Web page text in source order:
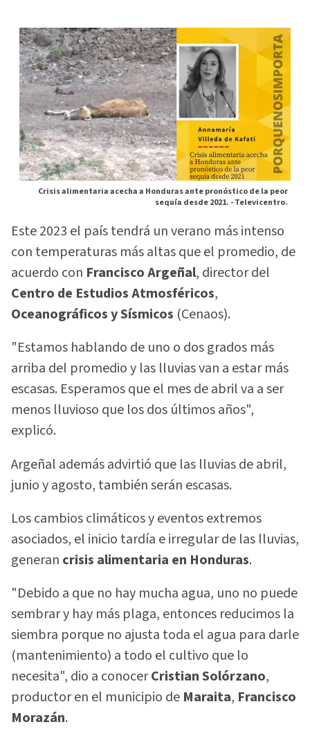
Crisis alimentaria acecha a Honduras ante pronóstico de la peor
sequía desde 2021. -Televicentro.
Este 2023 el país tendrá un verano más intenso
con temperaturas más altas que el promedio, de
acuerdo con Francisco Argeñal, director del
Centro de Estudios Atmosféricos,
Oceanográficos y Sísmicos (Cenaos).
"Estamos hablando de uno o dos grados más
arriba del promedio y las lluvias van a estar más
escasas. Esperamos que el mes de abril va a ser
menos lluvioso que los dos últimos años",
explicó.
Argeñal además advirtió que las lluvias de abril,
junio y agosto, también serán escasas.
Los cambios climáticos y eventos extremos
asociados, el inicio tardía e irregular de las lluvias,
generan crisis alimentaria en Honduras.
"Debido a que no hay mucha agua, uno no puede
sembrar y hay más plaga, entonces reducimos la
siembra porque no ajusta toda el agua para darle
(mantenimiento) a todo el cultivo que lo
necesita", dio a conocerCristian Solórzano,
productor en el municipio de Maraita, Francisco
Morazán.